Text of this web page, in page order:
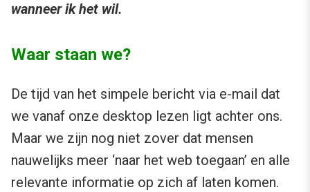
wanneer ik het wil.
Waar staan we?
De tijd van het simpele bericht via e-mail dat
we vanaf onze desktop lezen ligt achter ons.
Maar we zijn nog niet zover dat mensen
nauwelijks meer ‘naar het web toegaan’ en alle
relevante informatie op zich af laten komen.